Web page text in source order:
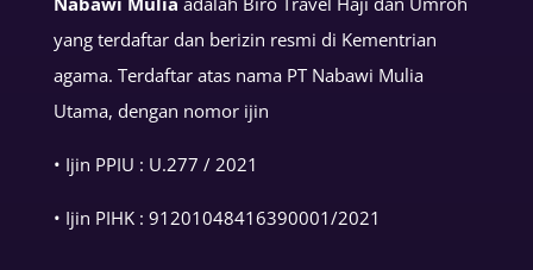
yang terdaftar dan berizin resmi di Kementrian
agama. Terdaftar atas nama PT Nabawi Mulia
Utama, dengan nomor ijin
• Ijin PPIU : U.277 / 2021
• Ijin PIHK : 91201048416390001/2021